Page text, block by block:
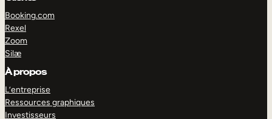
Booking.com
Rexel
Zoom
Silæ
À propos
L’entreprise
Ressources graphiques
Investisseurs